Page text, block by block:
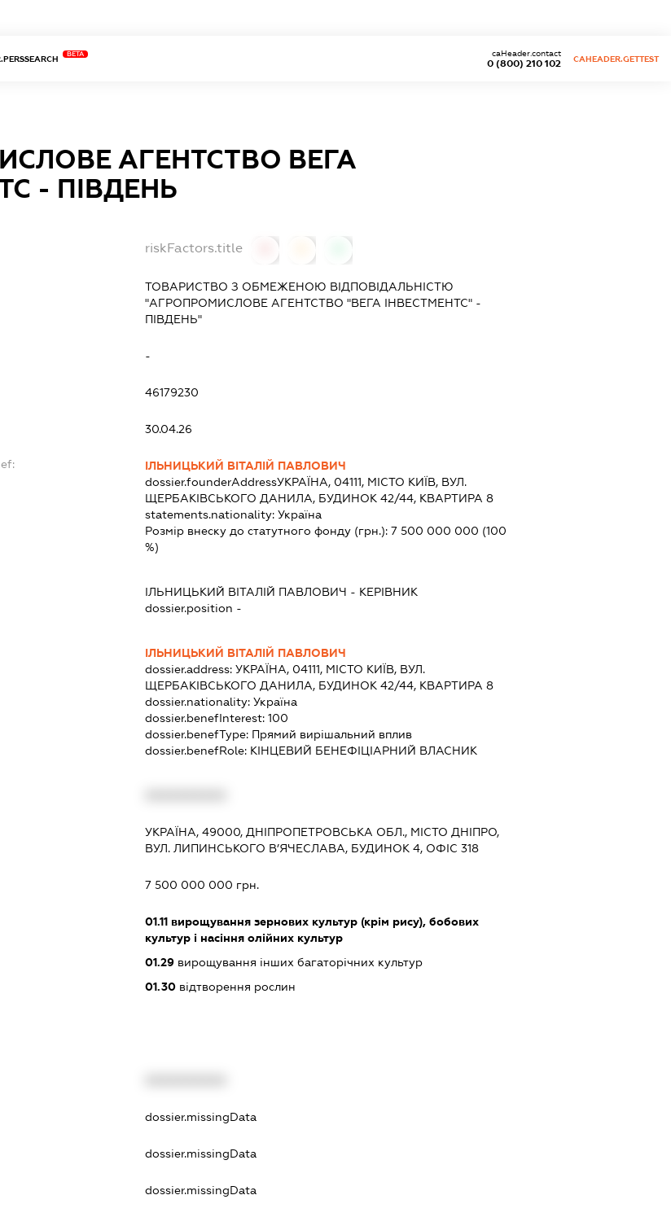
BETA
0 (800) 210 102
caHeader.contact
CAHEADER.GETTEST
АГЕНТСТВО ВЕГА
- ПІВДЕНЬ
riskFactors.title
ТОВАРИСТВО З ОБМЕЖЕНОЮ ВІДПОВІДАЛЬНІСТЮ
"АГРОПРОМИСЛОВЕ АГЕНТСТВО "ВЕГА ІНВЕСТМЕНТС" -
ПІВДЕНЬ"
-
46179230
30.04.26
ІЛЬНИЦЬКИЙ ВІТАЛІЙ ПАВЛОВИЧ
dossier.founderAddressУКРАЇНА, 04111, МІСТО КИЇВ, ВУЛ.
ЩЕРБАКІВСЬКОГО ДАНИЛА, БУДИНОК 42/44, КВАРТИРА 8
statements.nationality: Україна
Розмір внеску до статутного фонду (грн.): 7 500 000 000 (100
%)
ІЛЬНИЦЬКИЙ ВІТАЛІЙ ПАВЛОВИЧ - КЕРІВНИК
dossier.position -
ІЛЬНИЦЬКИЙ ВІТАЛІЙ ПАВЛОВИЧ
dossier.address: УКРАЇНА, 04111, МІСТО КИЇВ, ВУЛ.
ЩЕРБАКІВСЬКОГО ДАНИЛА, БУДИНОК 42/44, КВАРТИРА 8
dossier.nationality: Україна
dossier.benefInterest: 100
dossier.benefType: Прямий вирішальний вплив
dossier.benefRole: КІНЦЕВИЙ БЕНЕФІЦІАРНИЙ ВЛАСНИК
УКРАЇНА, 49000, ДНІПРОПЕТРОВСЬКА ОБЛ., МІСТО ДНІПРО,
ВУЛ. ЛИПИНСЬКОГО В’ЯЧЕСЛАВА, БУДИНОК 4, ОФІС 318
7 500 000 000 грн.
01.11вирощування зернових культур (крім рису), бобових
культур і насіння олійних культур
01.29вирощування інших багаторічних культур
01.30відтворення рослин
dossier.missingData
dossier.missingData
dossier.missingData